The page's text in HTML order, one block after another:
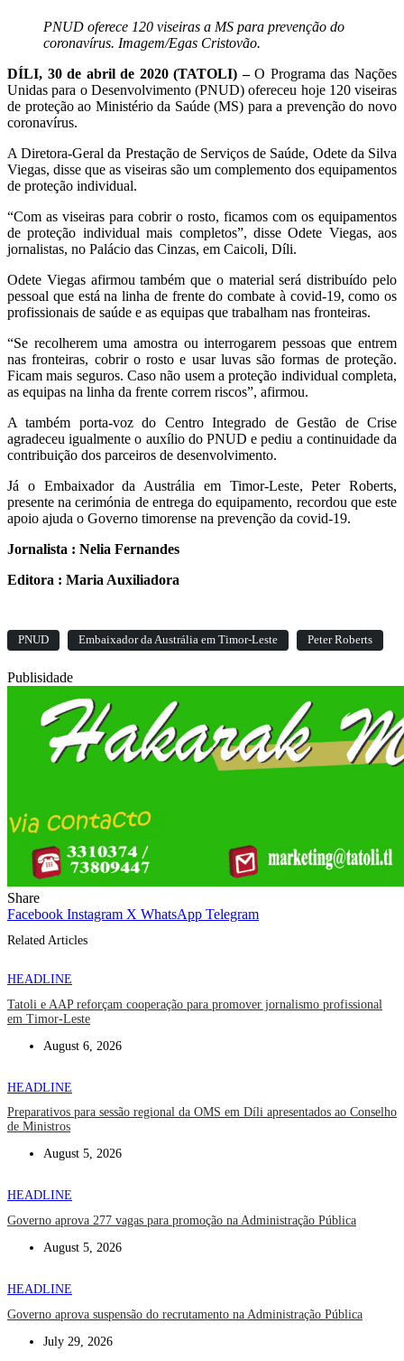
PNUD oferece 120 viseiras a MS para prevenção do
coronavírus. Imagem/Egas Cristovão.
DÍLI, 30 de abril de 2020 (TATOLI) –O Programa das Nações
Unidas para o Desenvolvimento (PNUD) ofereceu hoje 120 viseiras
de proteção ao Ministério da Saúde (MS) para a prevenção do novo
coronavírus.
A Diretora-Geral da Prestação de Serviços de Saúde, Odete da Silva
Viegas, disse que as viseiras são um complemento dos equipamentos
de proteção individual.
“Com as viseiras para cobrir o rosto, ficamos com os equipamentos
de proteção individual mais completos”, disse Odete Viegas, aos
jornalistas, no Palácio das Cinzas, em Caicoli, Díli.
Odete Viegas afirmou também que o material será distribuído pelo
pessoal que está na linha de frente do combate à covid-19, como os
profissionais de saúde e as equipas que trabalham nas fronteiras.
“Se recolherem uma amostra ou interrogarem pessoas que entrem
nas fronteiras, cobrir o rosto e usar luvas são formas de proteção.
Ficam mais seguros. Caso não usem a proteção individual completa,
as equipas na linha da frente correm riscos”, afirmou.
A também porta-voz do Centro Integrado de Gestão de Crise
agradeceu igualmente o auxílio do PNUD e pediu a continuidade da
contribuição dos parceiros de desenvolvimento.
Já o Embaixador da Austrália em Timor-Leste, Peter Roberts,
presente na cerimónia de entrega do equipamento, recordou que este
apoio ajuda o Governo timorense na prevenção da covid-19.
Jornalista : Nelia Fernandes
Editora : Maria Auxiliadora
PNUD Embaixador da Austrália em Timor-Leste Peter Roberts
Publisidade
Share
Facebook Instagram X WhatsApp Telegram
Related Articles
HEADLINE
Tatoli e AAP reforçam cooperação para promover jornalismo profissional
em Timor-Leste
August 6, 2026
HEADLINE
Preparativos para sessão regional da OMS em Díli apresentados ao Conselho
de Ministros
August 5, 2026
HEADLINE
Governo aprova 277 vagas para promoção na Administração Pública
August 5, 2026
HEADLINE
Governo aprova suspensão do recrutamento na Administração Pública
July 29, 2026